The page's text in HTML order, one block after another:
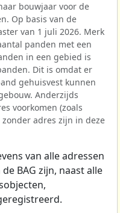
bouwjaar voor de
Op basis van de
van 1 juli 2026. Merk
panden met een
in een gebied is
Dit is omdat er
gehuisvest kunnen
Anderzijds
voorkomen (zoals
adres zijn in deze
van alle adressen
BAG zijn, naast alle